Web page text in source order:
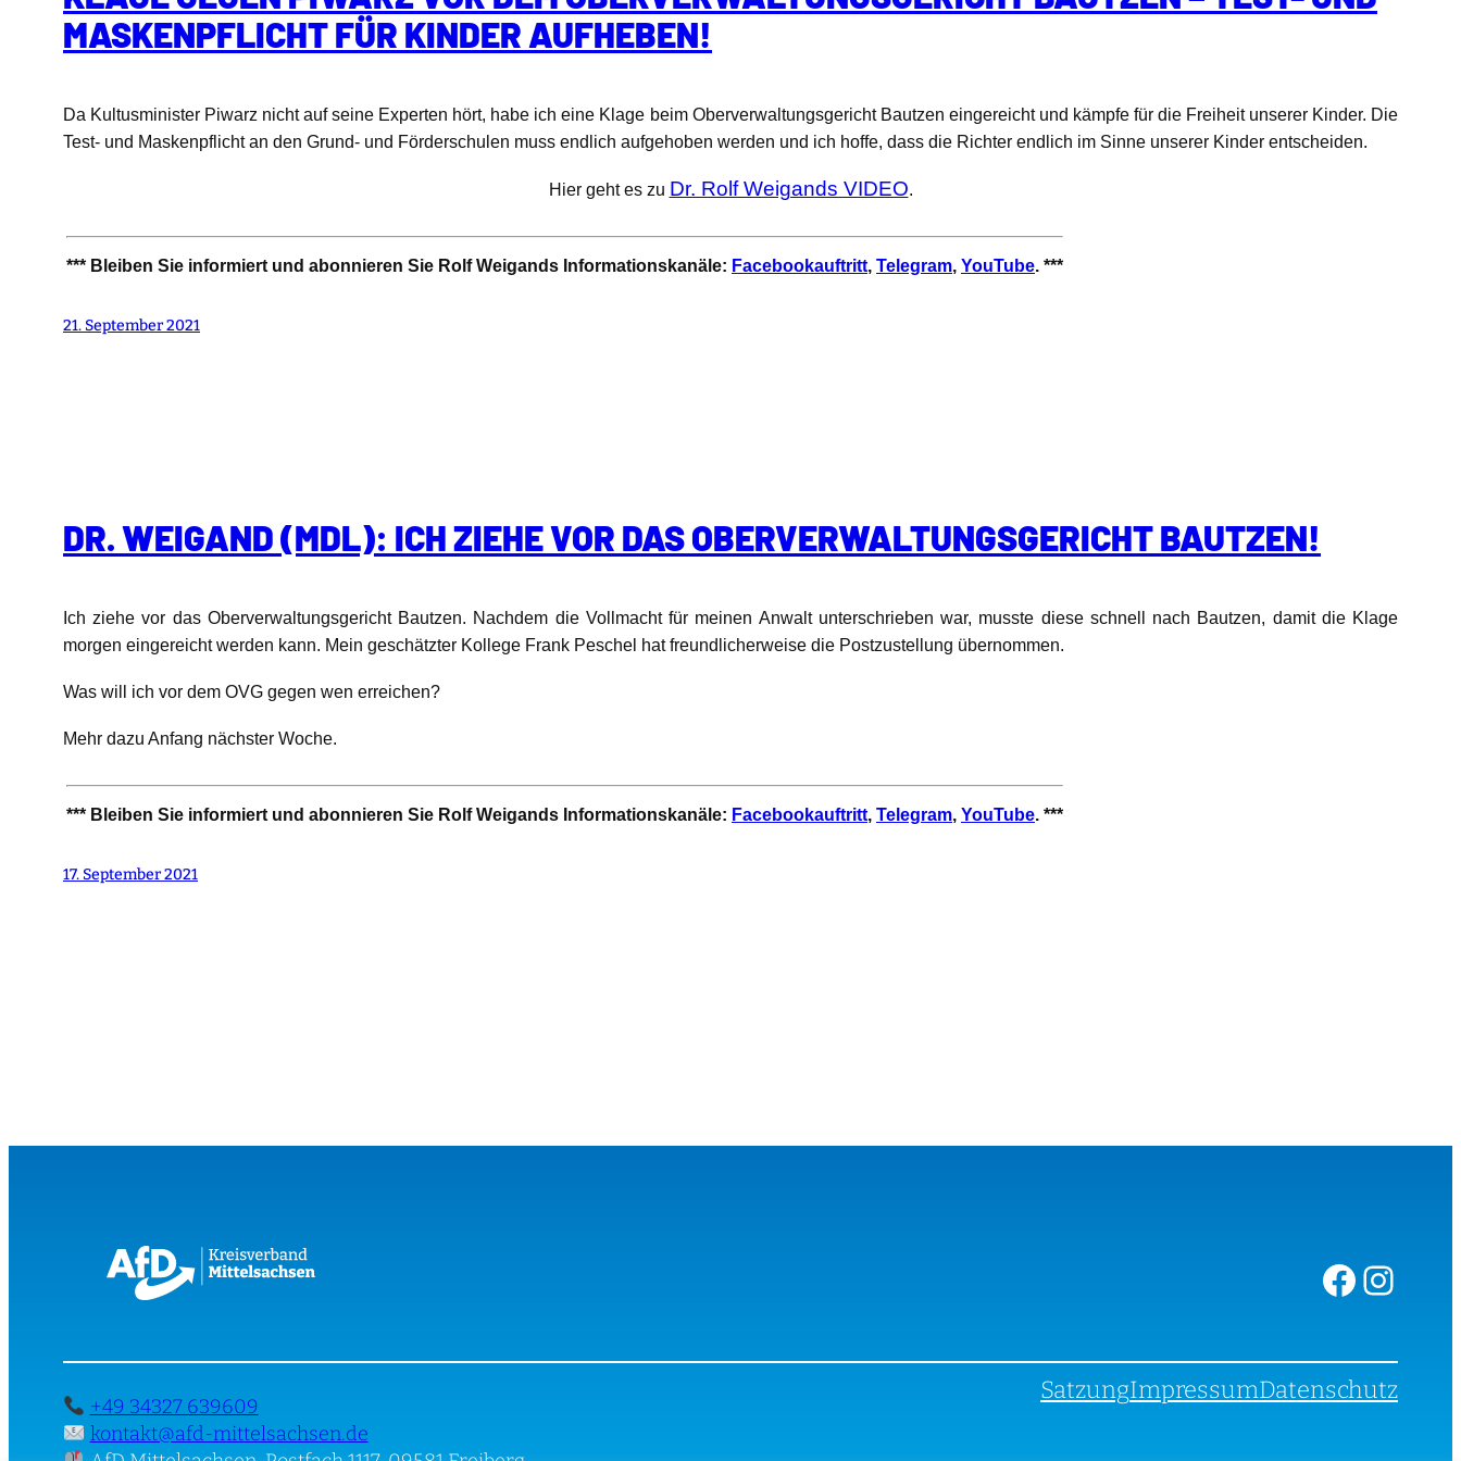
MASKENPFLICHT FÜR KINDER AUFHEBEN!
Da Kultusminister Piwarz nicht auf seine Experten hört, habe ich eine Klage beim Oberverwaltungsgericht Bautzen eingereicht und kämpfe für die Freiheit unserer Kinder. Die
Test- und Maskenpflicht an den Grund- und Förderschulen muss endlich aufgehoben werden und ich hoffe, dass die Richter endlich im Sinne unserer Kinder entscheiden.
Hier geht es zu Dr. Rolf Weigands VIDEO.
*** Bleiben Sie informiert und abonnieren Sie Rolf Weigands Informationskanäle: Facebookauftritt, Telegram, YouTube. ***
21. September 2021
DR. WEIGAND (MDL): ICH ZIEHE VOR DAS OBERVERWALTUNGSGERICHT BAUTZEN!
Ich ziehe vor das Oberverwaltungsgericht Bautzen. Nachdem die Vollmacht für meinen Anwalt unterschrieben war, musste diese schnell nach Bautzen, damit die Klage
morgen eingereicht werden kann. Mein geschätzter Kollege Frank Peschel hat freundlicherweise die Postzustellung übernommen.
Was will ich vor dem OVG gegen wen erreichen?
Mehr dazu Anfang nächster Woche.
*** Bleiben Sie informiert und abonnieren Sie Rolf Weigands Informationskanäle: Facebookauftritt, Telegram, YouTube. ***
17. September 2021
Facebook Instagram
+49 34327 639609
kontakt@afd-mittelsachsen.de
SatzungImpressumDatenschutz